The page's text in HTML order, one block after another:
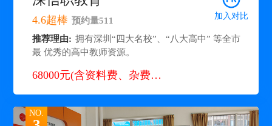
4.6超棒 预约量511 加入对比
推荐理由: 拥有深圳“四大名校”、“八大高中” 等全市
最 优秀的高中教师资源。
68000元(含资料费、杂费等)+住宿费: 900元/月
NO.